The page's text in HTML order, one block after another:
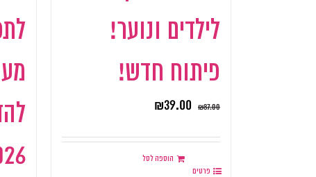
לילדים ונוער!
פיתוח חדש!
₪87.00
₪39.00
הוספה לסל
פרטים
2026